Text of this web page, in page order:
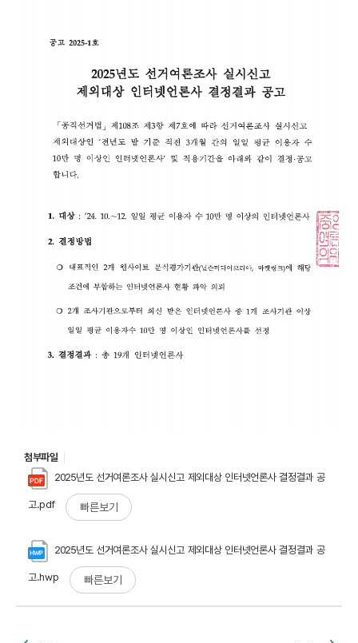
첨부파일
2025년도 선거여론조사 실시신고 제외대상 인터넷언론사 결정결과 공
고.pdf 빠른보기
2025년도 선거여론조사 실시신고 제외대상 인터넷언론사 결정결과 공
고.hwp 빠른보기